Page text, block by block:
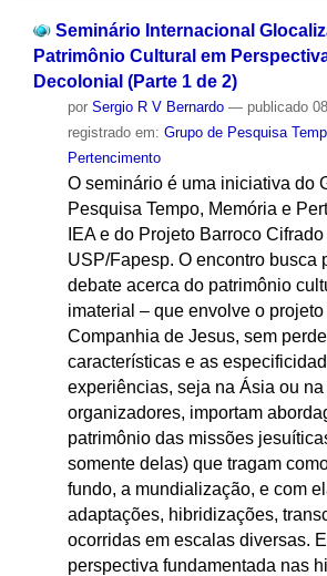
Seminário Internacional
Patrimônio Cultural em
Decolonial (Parte 1 de 2)
por Sergio R V Bernardo — publicado
registrado em: Grupo de Pesquisa
Pertencimento
O seminário é uma iniciativa do
Pesquisa Tempo, Memória e
IEA e do Projeto Barroco
USP/Fapesp. O encontro busca
debate acerca do patrimônio
imaterial – que envolve o
Companhia de Jesus, sem
características e as
experiências, seja na Ásia ou
organizadores, importam
patrimônio das missões
somente delas) que tragam
fundo, a mundialização, e com
adaptações, hibridizações,
ocorridas em escalas diversas.
perspectiva fundamentada nas